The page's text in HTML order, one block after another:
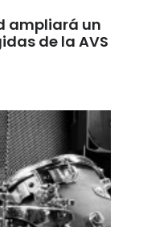
ampliará un
de la AVS